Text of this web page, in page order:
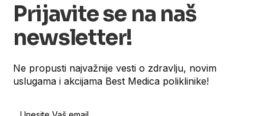
Prijavite se na naš
newsletter!
Ne propusti najvažnije vesti o zdravlju, novim
uslugama i akcijama Best Medica poliklinike!